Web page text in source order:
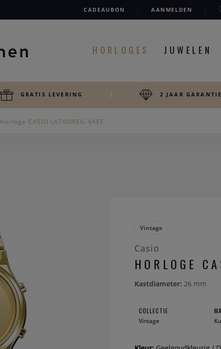
CADEAUBON AANMELDEN
HORLOGES JUWELEN
GRATIS LEVERING 2 JAAR GARANTIE
Horloge CASIO LA700WEG-9AEF
Vintage
Casio
HORLOGE
Kastdiameter: 26 mm
COLLECTIE
Vintage